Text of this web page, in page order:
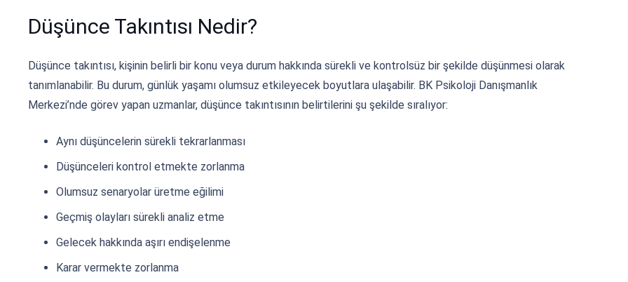
Düşünce Takıntısı Nedir?
Düşünce takıntısı, kişinin belirli bir konu veya durum hakkında sürekli ve kontrolsüz bir şekilde düşünmesi olarak
tanımlanabilir. Bu durum, günlük yaşamı olumsuz etkileyecek boyutlara ulaşabilir. BK Psikoloji Danışmanlık
Merkezi’nde görev yapan uzmanlar, düşünce takıntısının belirtilerini şu şekilde sıralıyor:
Aynı düşüncelerin sürekli tekrarlanması
Düşünceleri kontrol etmekte zorlanma
Olumsuz senaryolar üretme eğilimi
Geçmiş olayları sürekli analiz etme
Gelecek hakkında aşırı endişelenme
Karar vermekte zorlanma